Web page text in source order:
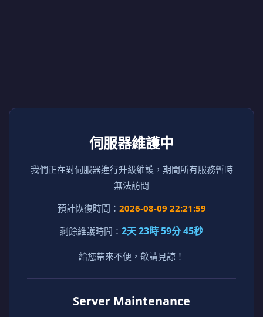
伺服器維護中
我們正在對伺服器進行升級維護，期間所有服務暫時
無法訪問
預計恢復時間： 2026-08-09 22:21:59
剩餘維護時間： 2天 23時 59分 45秒
給您帶來不便，敬請見諒！
Server Maintenance